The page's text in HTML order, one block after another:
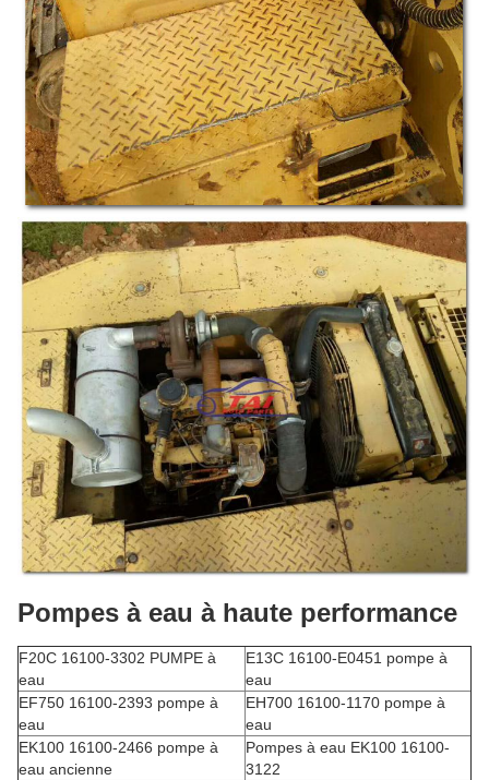
Pompes à eau à haute performance
F20C 16100-3302 PUMPE à
eau
E13C 16100-E0451 pompe à
eau
EF750 16100-2393 pompe à
eau
EH700 16100-1170 pompe à
eau
EK100 16100-2466 pompe à
eau ancienne
Pompes à eau EK100 16100-
3122